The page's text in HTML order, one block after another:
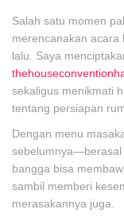
Salah satu momen
merencanakan acara
lalu. Saya
sekaligus menikmati
tentang persiapan
Dengan menu
bangga bisa
sambil memberi
merasakannya juga.